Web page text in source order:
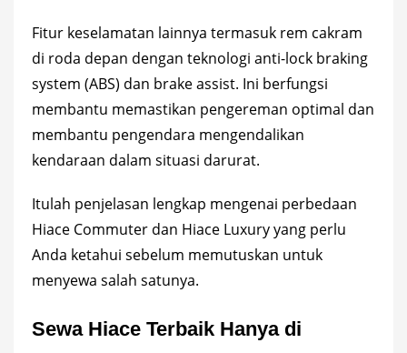
Fitur keselamatan lainnya termasuk rem cakram
di roda depan dengan teknologi anti-lock braking
system (ABS) dan brake assist. Ini berfungsi
membantu memastikan pengereman optimal dan
membantu pengendara mengendalikan
kendaraan dalam situasi darurat.
Itulah penjelasan lengkap mengenai perbedaan
Hiace Commuter dan Hiace Luxury yang perlu
Anda ketahui sebelum memutuskan untuk
menyewa salah satunya.
Sewa Hiace Terbaik Hanya di